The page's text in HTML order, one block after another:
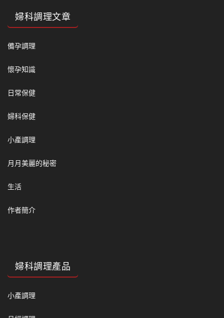
婦科調理文章
備孕調理
懷孕知識
日常保健
婦科保健
小產調理
月月美麗的秘密
生活
作者簡介
婦科調理產品
小產調理